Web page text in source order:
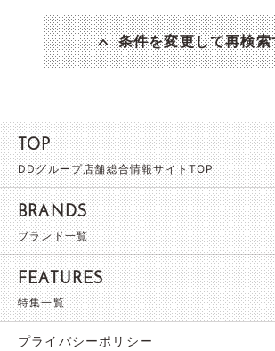
条件を変更して再検索
TOP
DDグループ店舗総合情報サイトTOP
BRANDS
ブランド一覧
FEATURES
特集一覧
プライバシーポリシー